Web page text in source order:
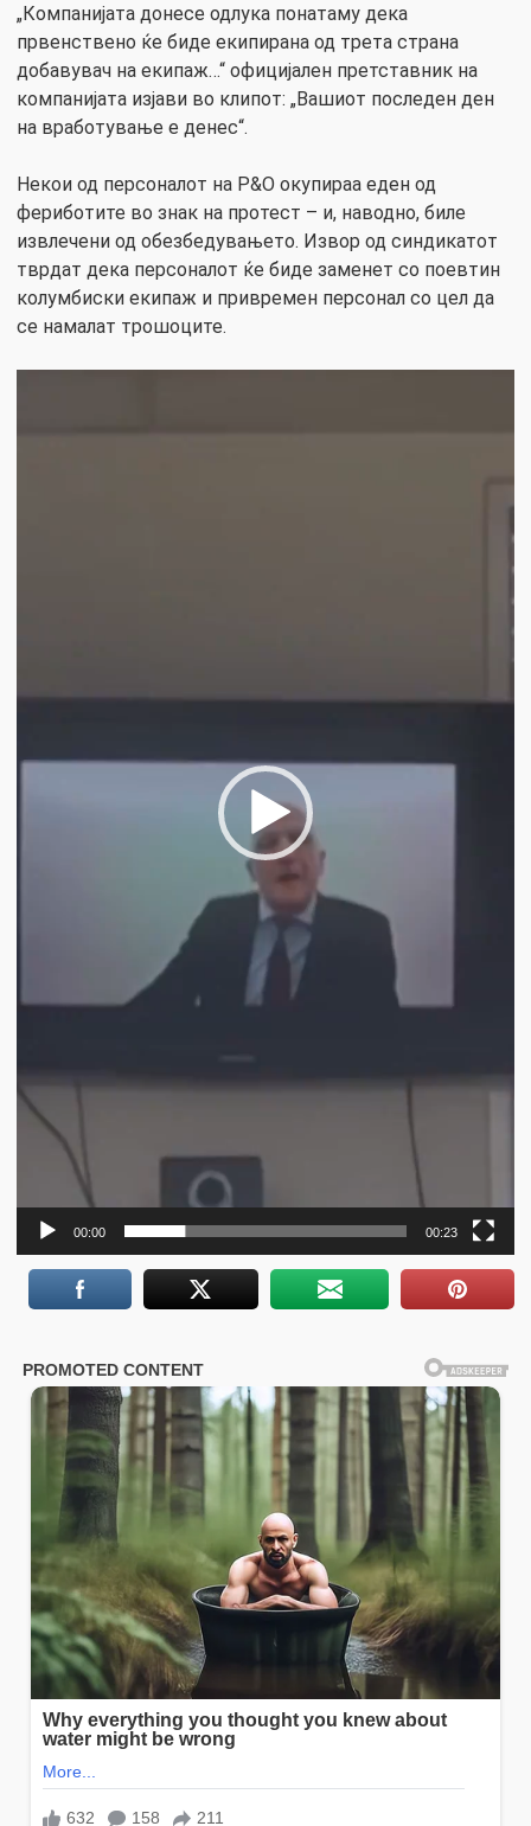
„Компанијата донесе одлука понатаму дека
првенствено ќе биде екипирана од трета страна
добавувач на екипаж…“ официјален претставник на
компанијата изјави во клипот: „Вашиот последен ден
на вработување е денес“.
Некои од персоналот на P&O окупираа еден од
фериботите во знак на протест – и, наводно, биле
извлечени од обезбедувањето. Извор од синдикатот
тврдат дека персоналот ќе биде заменет со поевтин
колумбиски екипаж и привремен персонал со цел да
се намалат трошоците.
00:00 00:23